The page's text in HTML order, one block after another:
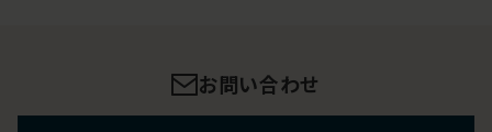
お問い合わせ